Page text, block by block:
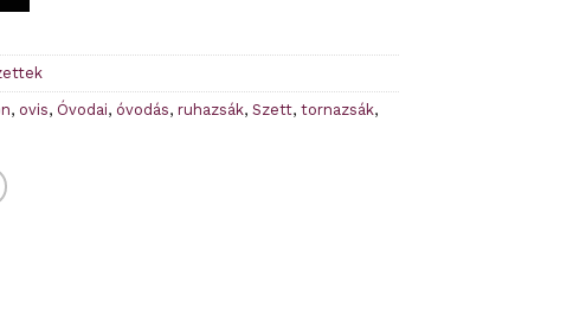
, ovis, Óvodai, óvodás, ruhazsák, Szett, tornazsák,